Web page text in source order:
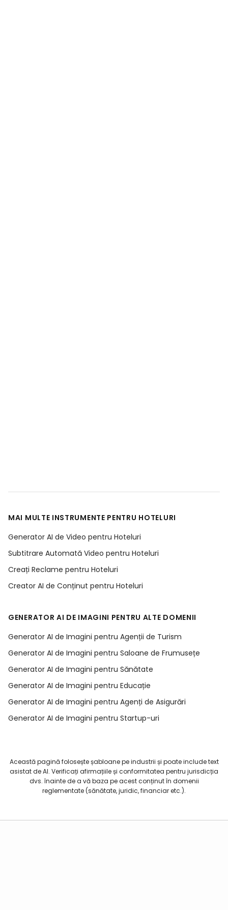
MAI MULTE INSTRUMENTE PENTRU HOTELURI
Generator AI de Video pentru Hoteluri
Subtitrare Automată Video pentru Hoteluri
Creați Reclame pentru Hoteluri
Creator AI de Conținut pentru Hoteluri
GENERATOR AI DE IMAGINI PENTRU ALTE DOMENII
Generator AI de Imagini pentru Agenții de Turism
Generator AI de Imagini pentru Saloane de Frumusețe
Generator AI de Imagini pentru Sănătate
Generator AI de Imagini pentru Educație
Generator AI de Imagini pentru Agenți de Asigurări
Generator AI de Imagini pentru Startup-uri
Această pagină folosește șabloane pe industrii și poate include text
asistat de AI. Verificați afirmațiile și conformitatea pentru jurisdicția
dvs. înainte de a vă baza pe acest conținut în domenii
reglementate (sănătate, juridic, financiar etc.).